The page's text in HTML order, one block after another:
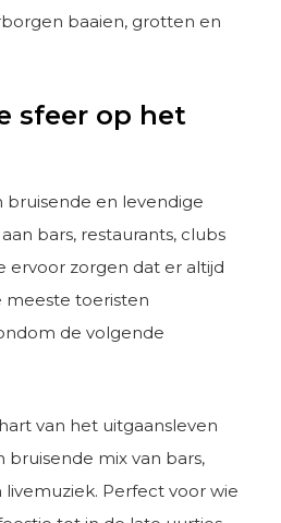
baaien, grotten en
sfeer op het
en levendige
bars, restaurants, clubs
ervoor zorgen dat er altijd
meeste toeristen
de volgende
van het uitgaansleven
bruisende mix van bars,
livemuziek. Perfect voor wie